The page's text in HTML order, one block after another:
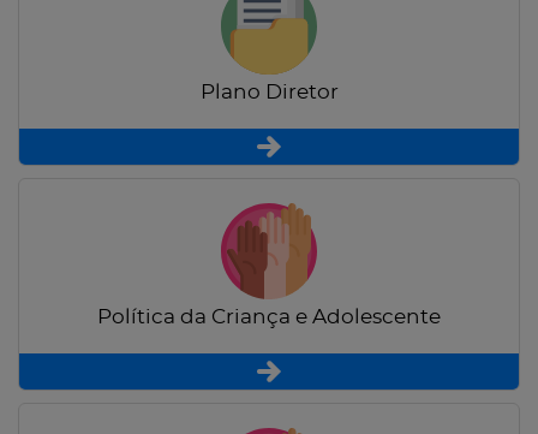
Plano Diretor
Política da Criança e Adolescente